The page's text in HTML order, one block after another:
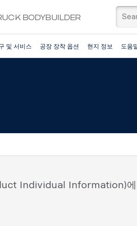
Bodybuilder
및 서비스 공장 장착 옵션 현지 정보 도움
Individual Information)에